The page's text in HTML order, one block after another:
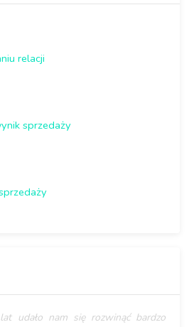
relacji
sprzedaży
udało nam się rozwinąć bardzo